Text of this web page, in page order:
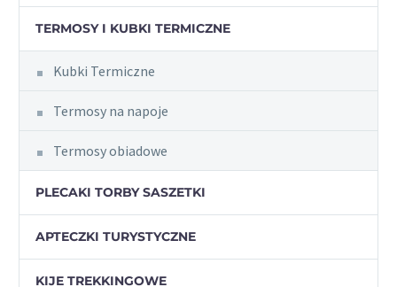
TERMOSY I KUBKI TERMICZNE
Kubki Termiczne
Termosy na napoje
Termosy obiadowe
PLECAKI TORBY SASZETKI
APTECZKI TURYSTYCZNE
KIJE TREKKINGOWE